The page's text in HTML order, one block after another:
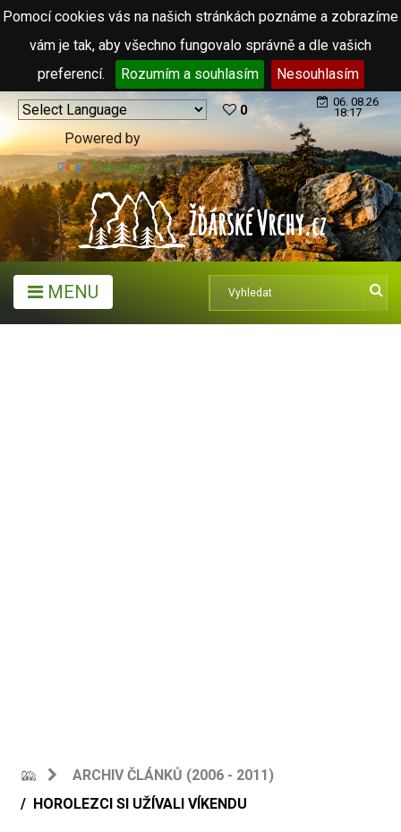
Pomocí cookies vás na našich stránkách poznáme a zobrazíme
vám je tak, aby všechno fungovalo správně a dle vašich
preferencí.
Rozumím a souhlasím Nesouhlasím
Powered by
Translate
0
06. 08.26
18:17
MENU
ARCHIV ČLÁNKŮ (2006 - 2011)
HOROLEZCI SI UŽÍVALI VÍKENDU